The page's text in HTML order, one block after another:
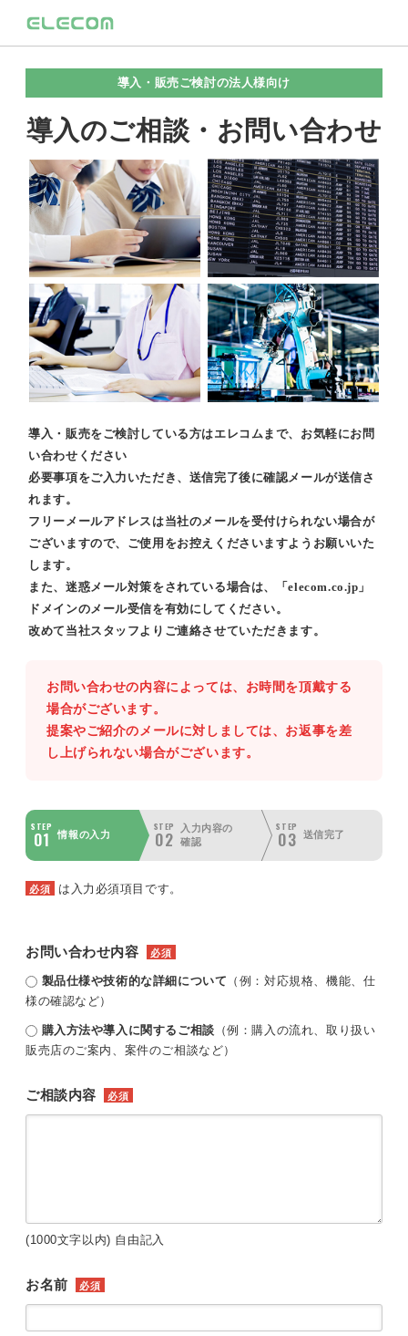
導入・販売ご検討の法人様向け
導入のご相談・お問い合わせ
導入・販売をご検討している方はエレコムまで、お気軽にお問
い合わせください
必要事項をご入力いただき、送信完了後に確認メールが送信さ
れます。
フリーメールアドレスは当社のメールを受付けられない場合が
ございますので、ご使用をお控えくださいますようお願いいた
します。
また、迷惑メール対策をされている場合は、「elecom.co.jp」
ドメインのメール受信を有効にしてください。
改めて当社スタッフよりご連絡させていただきます。
お問い合わせの内容によっては、お時間を頂戴する
場合がございます。
提案やご紹介のメールに対しましては、お返事を差
し上げられない場合がございます。
STEP
01 情報の入力
STEP
02
入力内容の
確認
STEP
03 送信完了
必須 は入力必須項目です。
お問い合わせ内容 必須
製品仕様や技術的な詳細について （例：対応規格、機能、仕
様の確認など）
購入方法や導入に関するご相談 （例：購入の流れ、取り扱い
販売店のご案内、案件のご相談など）
ご相談内容 必須
(1000文字以内) 自由記入
お名前 必須